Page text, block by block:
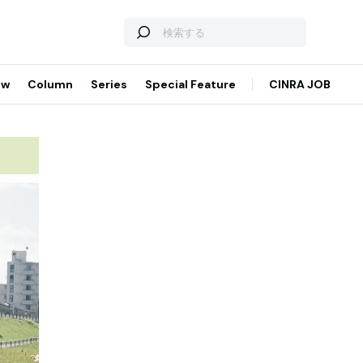
Column Series Special Feature CINRA JOB